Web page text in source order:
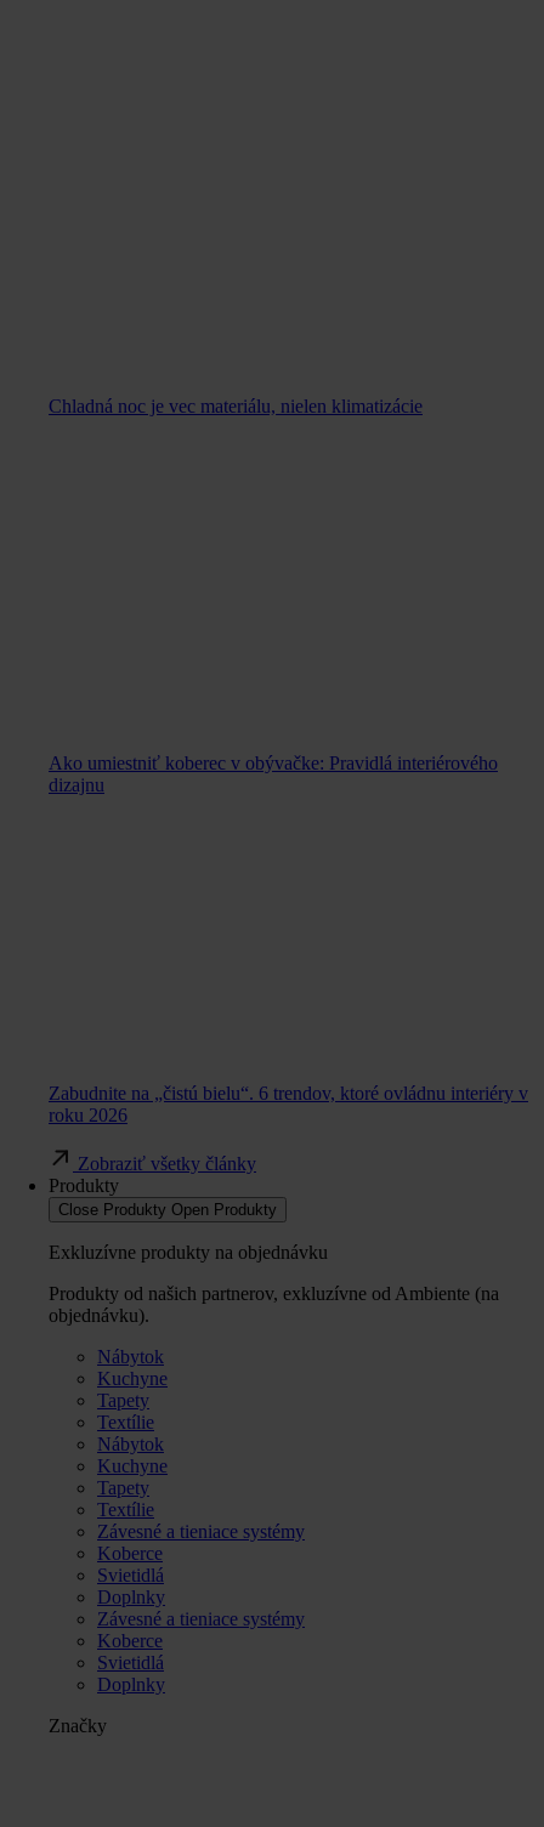
Chladná noc je vec materiálu, nielen klimatizácie
Ako umiestniť koberec v obývačke: Pravidlá interiérového
dizajnu
Zabudnite na „čistú bielu“. 6 trendov, ktoré ovládnu interiéry v
roku 2026
Zobraziť všetky články
Produkty
Close Produkty Open Produkty
Exkluzívne produkty na objednávku
Produkty od našich partnerov, exkluzívne od Ambiente (na
objednávku).
Nábytok
Kuchyne
Tapety
Textílie
Nábytok
Kuchyne
Tapety
Textílie
Závesné a tieniace systémy
Koberce
Svietidlá
Doplnky
Závesné a tieniace systémy
Koberce
Svietidlá
Doplnky
Značky